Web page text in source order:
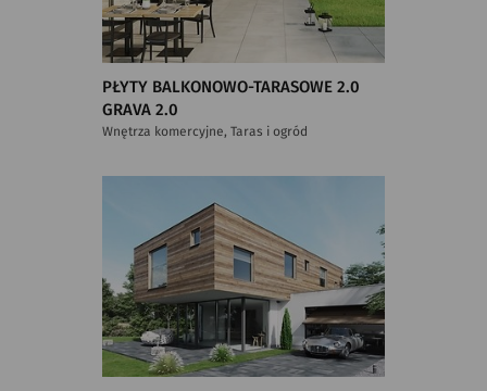
PŁYTY BALKONOWO-TARASOWE 2.0
GRAVA 2.0
Wnętrza komercyjne, Taras i ogród